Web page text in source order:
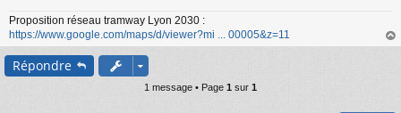
l
u
Proposition réseau tramway Lyon 2030 :
https://www.google.com/maps/d/viewer?mi ... 00005&z=11
au
Répondre
1 message • Page 1 sur 1